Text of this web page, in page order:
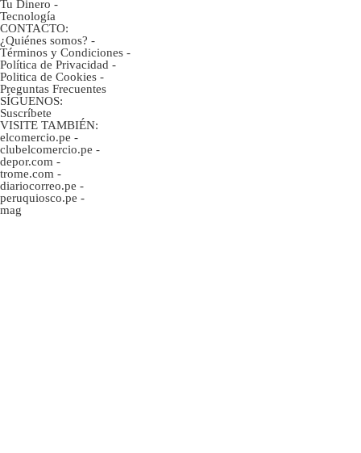
Tu Dinero -
Tecnología
CONTACTO:
¿Quiénes somos? -
Términos y Condiciones -
Política de Privacidad -
Politica de Cookies -
Preguntas Frecuentes
SÍGUENOS:
Suscríbete
VISITE TAMBIÉN:
elcomercio.pe -
clubelcomercio.pe -
depor.com -
trome.com -
diariocorreo.pe -
peruquiosco.pe -
mag